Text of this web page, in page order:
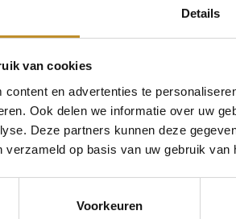
Details
van cookies
content en advertenties te
Ook delen we informatie over uw
Deze partners kunnen deze
verzameld op basis van uw gebruik van
Voorkeuren